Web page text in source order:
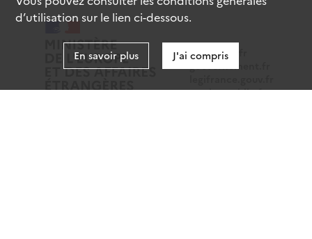
data.gouv.fr
gouvernement.fr
service-public.fr
d’utilisation sur le lien ci-dessous.
En savoir plus J'ai compris